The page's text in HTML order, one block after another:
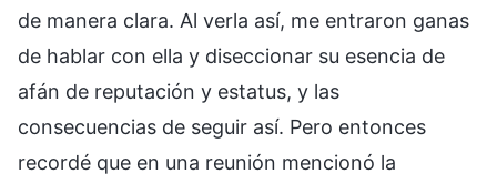
de manera clara. Al verla así, me entraron ganas
de hablar con ella y diseccionar su esencia de
afán de reputación y estatus, y las
consecuencias de seguir así. Pero entonces
recordé que en una reunión mencionó la